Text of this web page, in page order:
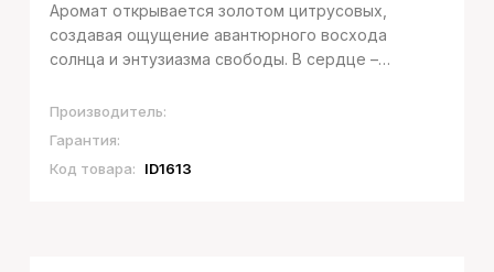
Аромат открывается золотом цитрусовых,
создавая ощущение авантюрного восхода
солнца и энтузиазма свободы. В сердце –
создающие оживленную летнюю атмосферу.
Мягкий, легкий и сияющий – идеальный спутник н...
Производитель:
Гарантия:
Код товара:
ID1613